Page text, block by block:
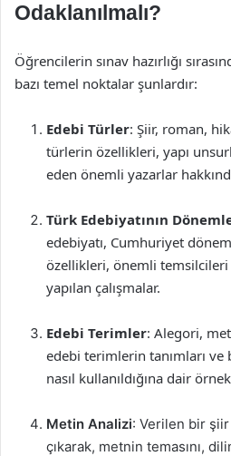
Odaklanılmalı?
Öğrencilerin sınav hazırlığı
bazı temel noktalar şunlardır:
Edebi Türler: Şiir, roman,
türlerin özellikleri, yapı
eden önemli yazarlar
Türk Edebiyatının
edebiyatı, Cumhuriyet
özellikleri, önemli
yapılan çalışmalar.
Edebi Terimler: Alegori,
edebi terimlerin tanımları
nasıl kullanıldığına dair
Metin Analizi: Verilen bir
çıkarak, metnin temasını,